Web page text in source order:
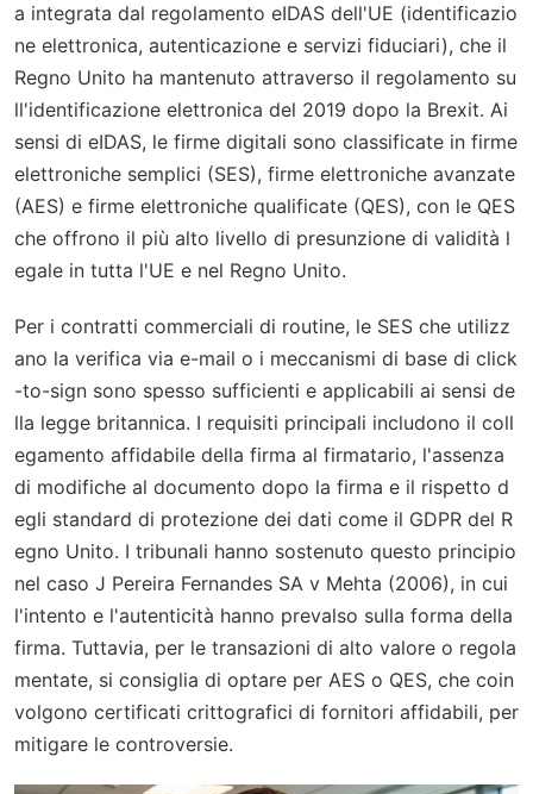
a integrata dal regolamento eIDAS dell'UE (identificazio
ne elettronica, autenticazione e servizi fiduciari), che il
Regno Unito ha mantenuto attraverso il regolamento su
ll'identificazione elettronica del 2019 dopo la Brexit. Ai
sensi di eIDAS, le firme digitali sono classificate in firme
elettroniche semplici (SES), firme elettroniche avanzate
(AES) e firme elettroniche qualificate (QES), con le QES
che offrono il più alto livello di presunzione di validità l
egale in tutta l'UE e nel Regno Unito.
Per i contratti commerciali di routine, le SES che utilizz
ano la verifica via e-mail o i meccanismi di base di click
-to-sign sono spesso sufficienti e applicabili ai sensi de
lla legge britannica. I requisiti principali includono il coll
egamento affidabile della firma al firmatario, l'assenza
di modifiche al documento dopo la firma e il rispetto d
egli standard di protezione dei dati come il GDPR del R
egno Unito. I tribunali hanno sostenuto questo principio
nel caso J Pereira Fernandes SA v Mehta (2006), in cui
l'intento e l'autenticità hanno prevalso sulla forma della
firma. Tuttavia, per le transazioni di alto valore o regola
mentate, si consiglia di optare per AES o QES, che coin
volgono certificati crittografici di fornitori affidabili, per
mitigare le controversie.